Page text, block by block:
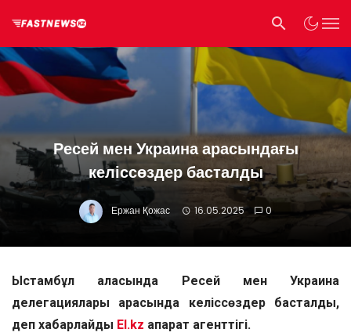
Ресей мен Украина арасындағы
келіссөздер басталды
Ержан Қожас 16.05.2025 0
Ыстамбұл қаласында Ресей мен Украина
делегациялары арасында келіссөздер басталды,
деп хабарлайды El.kz ақпарат агенттігі.